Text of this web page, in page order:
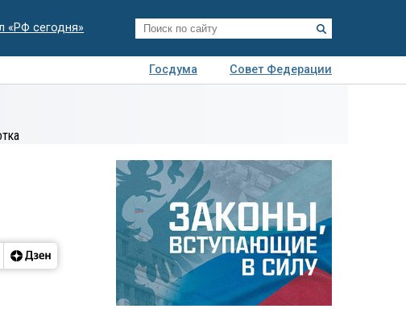
«РФ сегодня»
Госдума
Совет Федерации